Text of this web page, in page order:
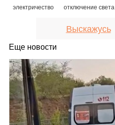
электричество
отключение света
Выскажусь
Еще новости